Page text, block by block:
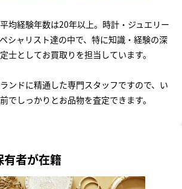
均経験年数は20年以上。時計・ジュエリー
シャリスト達の中で、特に知識・経験の深
士としてお買取りを担当しています。
ンドに精通した専門スタッフですので、い
でしっかりとお品物を査定できます。
有者が在籍